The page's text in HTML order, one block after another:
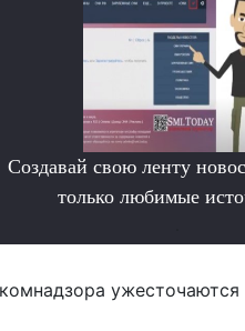
Создавай свою ленту
только любимые